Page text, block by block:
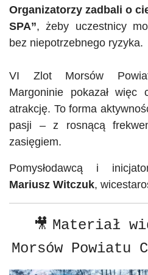
Organizatorzy zadbali o
SPA”, żeby uczestnicy
bez niepotrzebnego ryzyka.
VI Zlot Morsów
Margoninie pokazał
atrakcję. To forma
pasji – z rosnącą
zasięgiem.
Pomysłodawcą i
Mariusz Witczuk,
🎥 Materiał
Morsów Powiatu